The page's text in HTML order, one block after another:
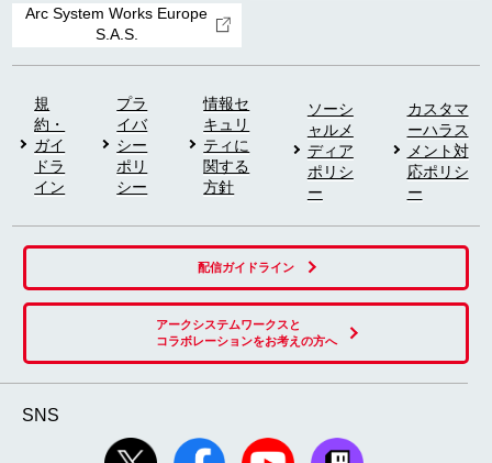
Arc System Works Europe
S.A.S.
規
約・
ガイ
ドラ
イン
プラ
イバ
シー
ポリ
シー
情報セ
キュリ
ティに
関する
方針
ソーシ
ャルメ
ディア
ポリシ
ー
カスタマ
ーハラス
メント対
応ポリシ
ー
配信ガイドライン
アークシステムワークスと
コラボレーションをお考えの方へ
SNS